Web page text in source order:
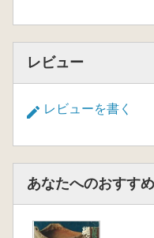
文階層化社会論の
第8章 墓制からみ
埋葬小群と世帯・
縄文時代におけ
て/
レビュー
レビューを書く
あなたへのおすすめ